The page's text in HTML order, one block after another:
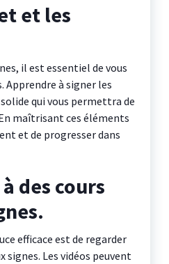
et les
il est essentiel de vous
Apprendre à signer les
qui vous permettra de
maîtrisant ces éléments
et de progresser dans
des cours
efficace est de regarder
signes. Les vidéos peuvent